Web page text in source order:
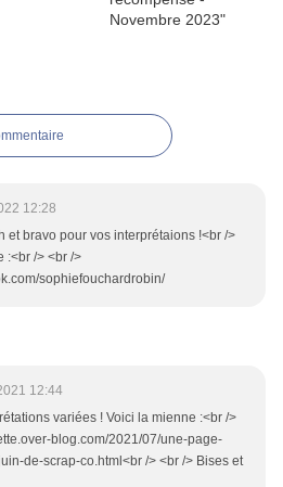
12:28
et bravo pour vos interprétaions !<br />
:<br /> <br />
sophiefouchardrobin/
12:44
variées ! Voici la mienne :<br />
blog.com/2021/07/une-page-
de-scrap-co.html<br /> <br /> Bises et